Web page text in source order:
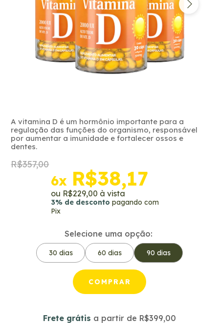
A vitamina D é um hormônio importante para a
regulação das funções do organismo, responsável
por aumentar a imunidade e fortalecer ossos e
dentes.
R$357,00
6x R$38,17
3% de desconto pagando com
Pix
R$229,00
Selecione uma opção:
30 dias 60 dias 90 dias
Frete grátis a partir de R$399,00